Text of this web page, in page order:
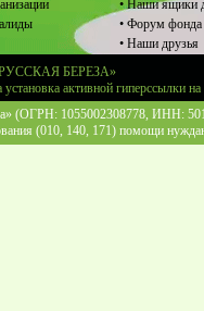
• Наши ящики
• Форум фонда
• Наши друзья
«РУССКАЯ БЕРЕЗА»
активной гиперссылки
(ОГРН: 1055002308778, ИНН:
(010, 140, 171) помощи